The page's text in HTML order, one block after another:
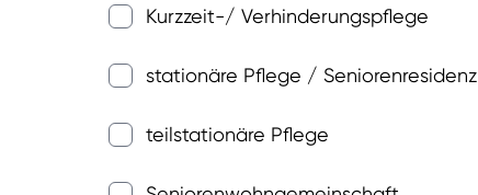
Kurzzeit-/ Verhinderungspflege
stationäre Pflege / Seniorenresidenz
teilstationäre Pflege